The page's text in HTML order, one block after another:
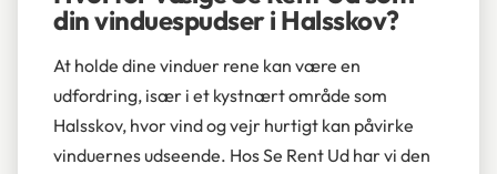
din vinduespudser i Halsskov?
At holde dine vinduer rene kan være en
udfordring, især i et kystnært område som
Halsskov, hvor vind og vejr hurtigt kan påvirke
vinduernes udseende. Hos Se Rent Ud har vi den